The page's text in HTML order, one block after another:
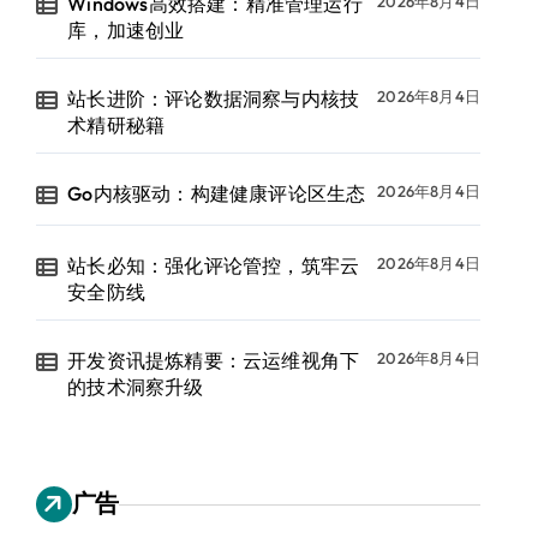
库，加速创业
站长进阶：评论数据洞察与内核技
术精研秘籍
2026年8月4日
Go内核驱动：构建健康评论区生态 2026年8月4日
站长必知：强化评论管控，筑牢云
安全防线
2026年8月4日
开发资讯提炼精要：云运维视角下
的技术洞察升级
2026年8月4日
广告